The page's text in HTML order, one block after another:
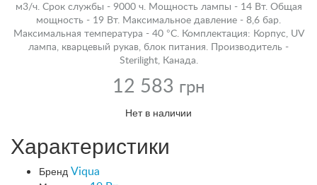
м3/ч. Срок службы - 9000 ч. Мощность лампы - 14 Вт. Общая
мощность - 19 Вт. Максимальное давление - 8,6 бар.
Максимальная температура - 40 °С. Комплектация: Корпус, UV
лампа, кварцевый рукав, блок питания. Производитель -
Sterilight, Канада.
12 583 грн
Нет в наличии
Характеристики
Бренд Viqua